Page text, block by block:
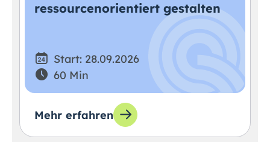
ressourcenorientiert gestalten
Start: 28.09.2026
60 Min
Mehr erfahren